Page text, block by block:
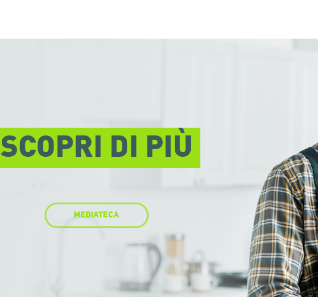
SCOPRI DI PIÙ
MEDIATECA